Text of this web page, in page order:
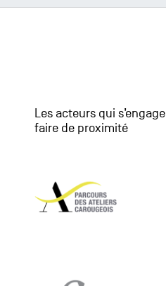
Les acteurs qui
faire de proximité